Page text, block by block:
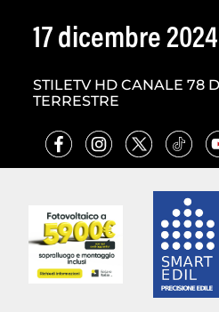
17 dicembre 2024
STILETV HD CANALE 78
TERRESTRE